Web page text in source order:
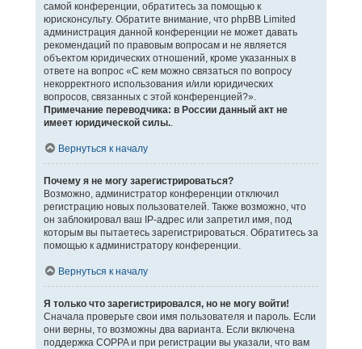
самой конференции, обратитесь за помощью к
юрисконсульту. Обратите внимание, что phpBB Limited
администрация данной конференции не может давать
рекомендаций по правовым вопросам и не является
объектом юридических отношений, кроме указанных в
ответе на вопрос «С кем можно связаться по вопросу
некорректного использования и/или юридических
вопросов, связанных с этой конференцией?».
Примечание переводчика: в России данный акт не
имеет юридической силы..
Вернуться к началу
Почему я не могу зарегистрироваться?
Возможно, администратор конференции отключил
регистрацию новых пользователей. Также возможно, что
он заблокировал ваш IP-адрес или запретил имя, под
которым вы пытаетесь зарегистрироваться. Обратитесь за
помощью к администратору конференции.
Вернуться к началу
Я только что зарегистрировался, но не могу войти!
Сначала проверьте свои имя пользователя и пароль. Если
они верны, то возможны два варианта. Если включена
поддержка COPPA и при регистрации вы указали, что вам